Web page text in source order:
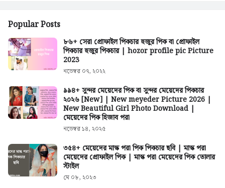
Popular Posts
৮৬+ সেরা প্রোফাইল পিকচার হুজুর পিক বা প্রোফাইল
পিকচার হুজুর পিকচার | hozor profile pic Picture
2023
নভেম্বর ০৭, ২০২২
৯৯৪+ সুন্দর মেয়েদের পিক বা সুন্দর মেয়েদের পিকচার
২০২৬ [New] | New meyeder Picture 2026 |
New Beautiful Girl Photo Download |
মেয়েদের পিক হিজাব পরা
নভেম্বর ১৪, ২০২৫
৩৫৪+ মেয়েদের মাস্ক পরা পিক পিকচার ছবি | মাস্ক পরা
মেয়েদের প্রোফাইল পিক | মাস্ক পরা মেয়েদের পিক তোলার
স্টাইল
মে ০৮, ২০২৩